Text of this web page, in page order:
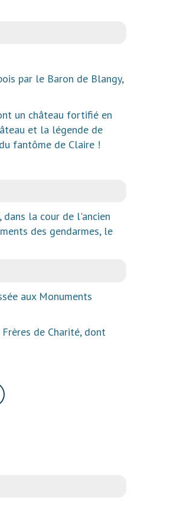
par le Baron de Blangy,
un château fortifié en
et la légende de
fantôme de Claire !
la cour de l'ancien
des gendarmes, le
aux Monuments
de Charité, dont